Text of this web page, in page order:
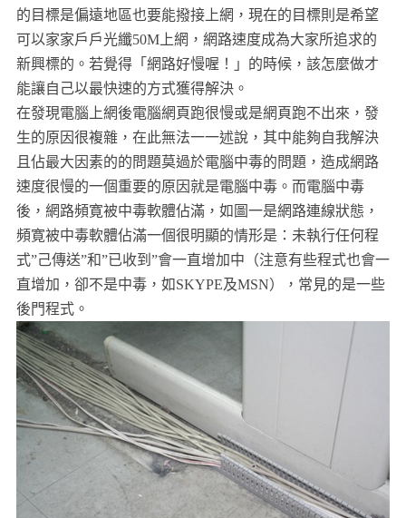
的目標是偏遠地區也要能撥接上網，現在的目標則是希望
可以家家戶戶光纖50M上網，網路速度成為大家所追求的
新興標的。若覺得「網路好慢喔！」的時候，該怎麼做才
能讓自己以最快速的方式獲得解決。
在發現電腦上網後電腦網頁跑很慢或是網頁跑不出來，發
生的原因很複雜，在此無法一一述說，其中能夠自我解決
且佔最大因素的的問題莫過於電腦中毒的問題，造成網路
速度很慢的一個重要的原因就是電腦中毒。而電腦中毒
後，網路頻寛被中毒軟體佔滿，如圖一是網路連線狀態，
頻寛被中毒軟體佔滿一個很明顯的情形是：未執行任何程
式”己傳送”和”已收到”會一直增加中（注意有些程式也會一
直增加，卻不是中毒，如SKYPE及MSN），常見的是一些
後門程式。